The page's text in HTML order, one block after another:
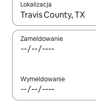
Lokalizacja
Gdy wyniki będą
Zameldowanie
Wymeldowanie